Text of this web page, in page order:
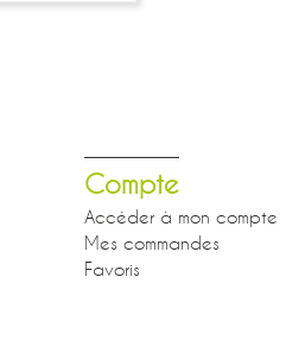
Compte
Accéder à mon compte
Mes commandes
Favoris